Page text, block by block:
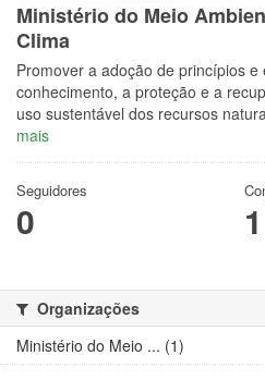
Ministério do Meio
Clima
Promover a adoção de princípios e
conhecimento, a proteção e a
uso sustentável dos recursos
mais
Seguidores
0 1
Organizações
Ministério do Meio ... (1)